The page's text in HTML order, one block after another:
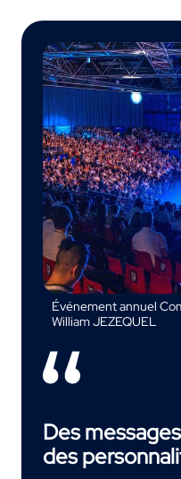
Événement annuel
William JEZEQUEL
Des
des